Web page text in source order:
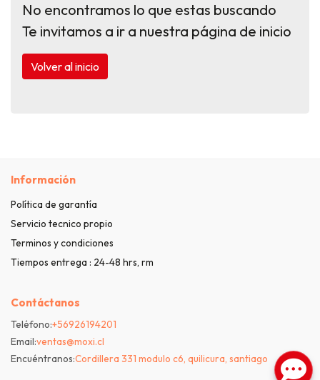
No encontramos lo que estas buscando
Te invitamos a ir a nuestra página de inicio
Volver al inicio
Información
Política de garantía
Servicio tecnico propio
Terminos y condiciones
Tiempos entrega : 24-48 hrs, rm
Contáctanos
Teléfono:+56926194201
Email:ventas@moxi.cl
Encuéntranos:Cordillera 331 modulo c6, quilicura, santiago